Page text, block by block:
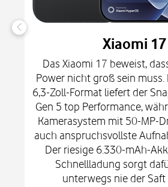
Xiaomi 17
Das Xiaomi 17 beweist,
Power nicht groß sein
6,3-Zoll-Format liefert der
Gen 5 top Performance,
Kamerasystem mit 50-MP-
auch anspruchsvollste
Der riesige 6.330-mAh-
Schnellladung sorgt
unterwegs nie der Saft